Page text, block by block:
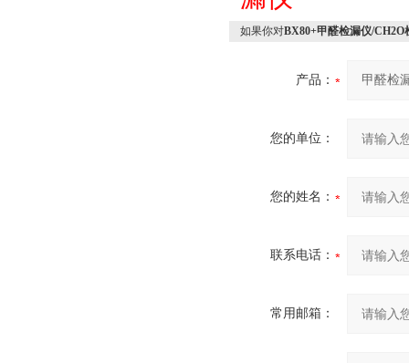
如果你对BX80+甲醛检漏仪/CH2O
产品：
您的单位：
您的姓名：
联系电话：
常用邮箱：